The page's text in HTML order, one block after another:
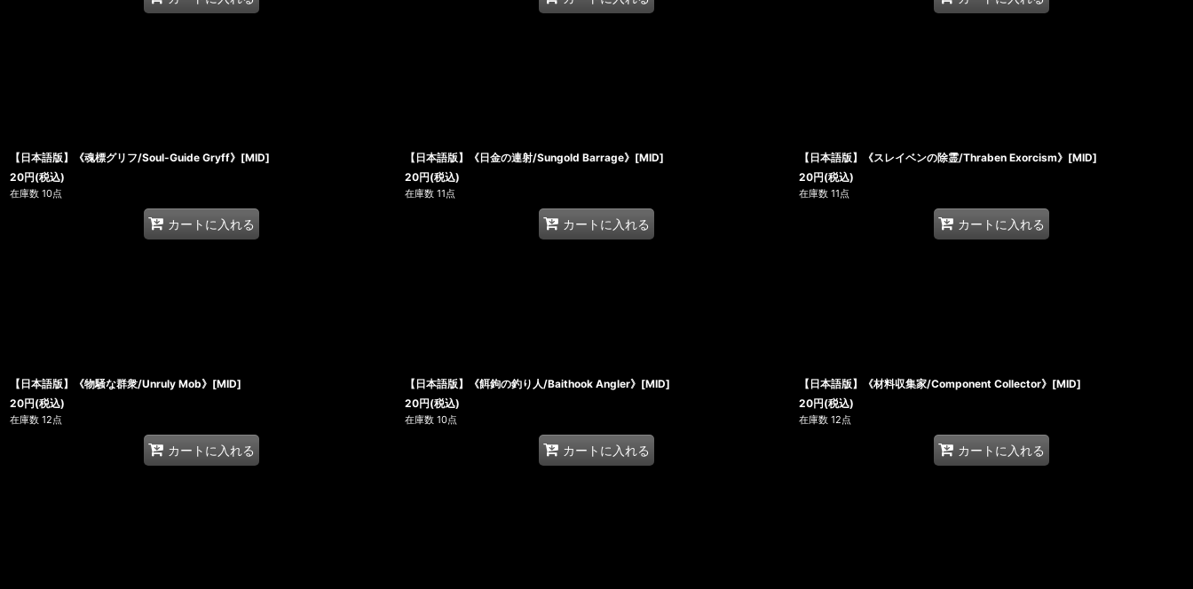
【日本語版】《魂標グリフ/Soul-Guide Gryff》[MID]
20円(税込)
在庫数 10点
カートに入れる
【日本語版】《日金の連射/Sungold Barrage》[MID]
20円(税込)
在庫数 11点
カートに入れる
【日本語版】《スレイベンの除霊/Thraben Exorcism》[MID]
20円(税込)
在庫数 11点
カートに入れる
【日本語版】《物騒な群衆/Unruly Mob》[MID]
20円(税込)
在庫数 12点
カートに入れる
【日本語版】《餌鉤の釣り人/Baithook Angler》[MID]
20円(税込)
在庫数 10点
カートに入れる
【日本語版】《材料収集家/Component Collector》[MID]
20円(税込)
在庫数 12点
カートに入れる